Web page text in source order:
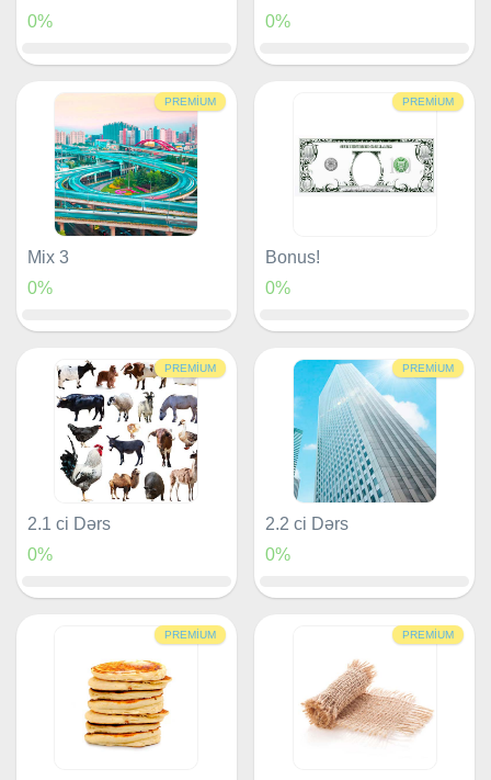
0%
0%
PREMIUM
Mix 3
0%
PREMIUM
Bonus!
0%
PREMIUM
2.1 ci Dərs
0%
PREMIUM
2.2 ci Dərs
0%
PREMIUM PREMIUM